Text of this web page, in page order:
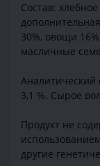
Состав:
30%, овощи
масличные
Аналитический
3,1 %. Сырое
Продукт не
другие